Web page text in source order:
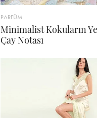
PARFÜM
Minimalist Kokuların
Çay Notası